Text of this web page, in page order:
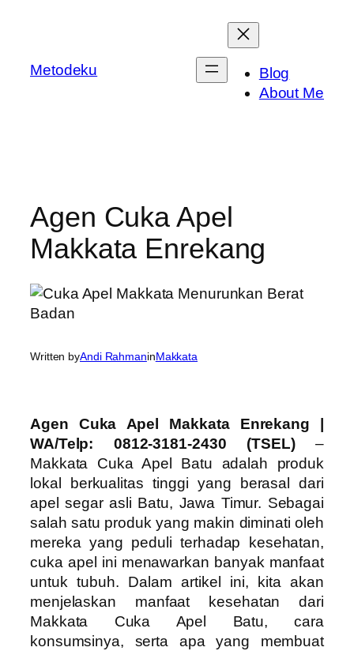
Metodeku
Blog
About Me
Agen Cuka Apel
Makkata Enrekang
Written byAndi RahmaninMakkata
Agen Cuka Apel Makkata Enrekang |
WA/Telp: 0812-3181-2430 (TSEL)–
Makkata Cuka Apel Batu adalah produk
lokal berkualitas tinggi yang berasal dari
apel segar asli Batu, Jawa Timur. Sebagai
salah satu produk yang makin diminati oleh
mereka yang peduli terhadap kesehatan,
cuka apel ini menawarkan banyak manfaat
untuk tubuh. Dalam artikel ini, kita akan
menjelaskan manfaat kesehatan dari
Makkata Cuka Apel Batu, cara
konsumsinya, serta apa yang membuat